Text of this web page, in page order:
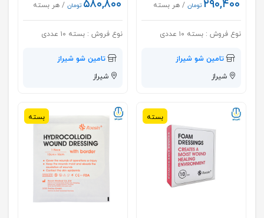
۲۹۰,۴۰۰ تومان / هر بسته
نوع فروش : بسته ۱۰ عددی
تامین شو شیراز
شیراز
۵۸۰,۸۰۰ تومان / هر بسته
نوع فروش : بسته ۱۰ عددی
تامین شو شیراز
شیراز
بسته بسته